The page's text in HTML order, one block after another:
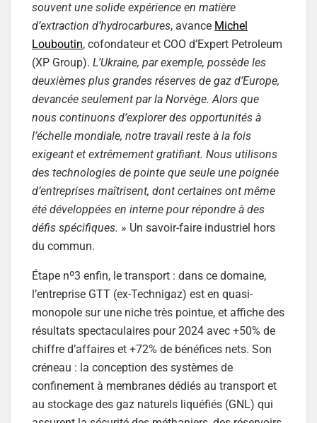
souvent une solide expérience en matière
d’extraction d’hydrocarbures, avance Michel
Louboutin, cofondateur et COO d’Expert Petroleum
(XP Group). L’Ukraine, par exemple, possède les
deuxièmes plus grandes réserves de gaz d’Europe,
devancée seulement par la Norvège. Alors que
nous continuons d’explorer des opportunités à
l’échelle mondiale, notre travail reste à la fois
exigeant et extrêmement gratifiant. Nous utilisons
des technologies de pointe que seule une poignée
d’entreprises maîtrisent, dont certaines ont même
été développées en interne pour répondre à des
défis spécifiques. » Un savoir-faire industriel hors
du commun.
Étape nº3 enfin, le transport : dans ce domaine,
l’entreprise GTT (ex-Technigaz) est en quasi-
monopole sur une niche très pointue, et affiche des
résultats spectaculaires pour 2024 avec +50% de
chiffre d’affaires et +72% de bénéfices nets. Son
créneau : la conception des systèmes de
confinement à membranes dédiés au transport et
au stockage des gaz naturels liquéfiés (GNL) qui